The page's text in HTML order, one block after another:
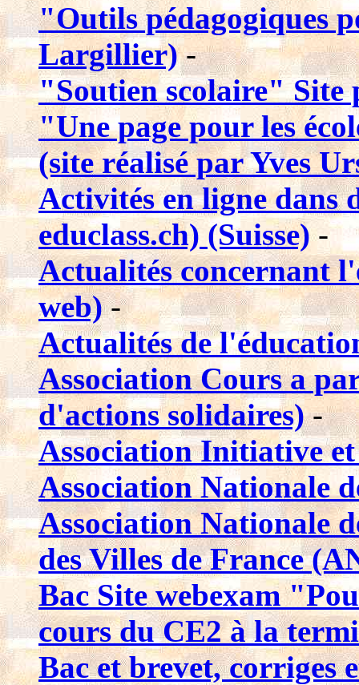
"Outils pédagogiques
Largillier)-
"Soutien scolaire"
"Une page pour les
(site réalisé par Yves
Activités en ligne dans
educlass.ch) (Suisse)-
Actualités concernant
web)-
Actualités de
Association Cours a
d'actions solidaires)-
Association Initiative
Association Nationale
Association Nationale
des Villes de France
Bac Site webexam
cours du CE2 à la
Bac et brevet, corriges